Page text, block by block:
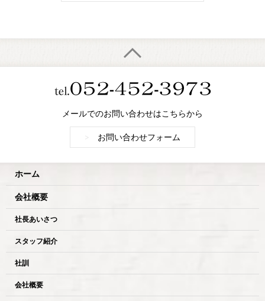
メールでのお問い合わせはこちらから
お問い合わせフォーム
ホーム
会社概要
社長あいさつ
スタッフ紹介
社訓
会社概要